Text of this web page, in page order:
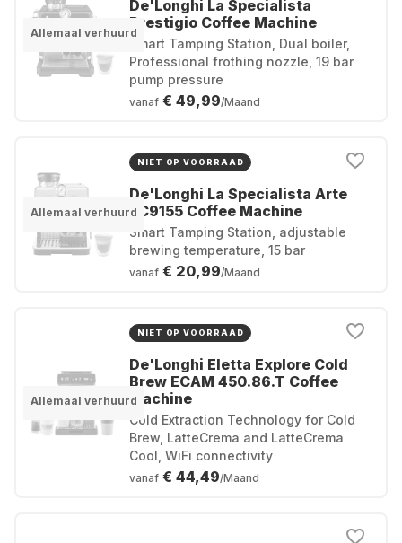
Allemaal verhuurd
De'Longhi La Specialista
Prestigio Coffee Machine
Smart Tamping Station, Dual boiler,
Professional frothing nozzle, 19 bar
pump pressure
vanaf € 49,99/Maand
Allemaal verhuurd
NIET OP VOORRAAD
De'Longhi La Specialista Arte
EC9155 Coffee Machine
Smart Tamping Station, adjustable
brewing temperature, 15 bar
vanaf € 20,99/Maand
Allemaal verhuurd
NIET OP VOORRAAD
De'Longhi Eletta Explore Cold
Brew ECAM 450.86.T Coffee
Machine
Cold Extraction Technology for Cold
Brew, LatteCrema and LatteCrema
Cool, WiFi connectivity
vanaf € 44,49/Maand